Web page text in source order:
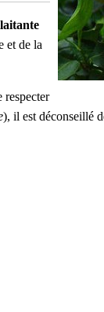
et de la
respecter
), il est déconseillé